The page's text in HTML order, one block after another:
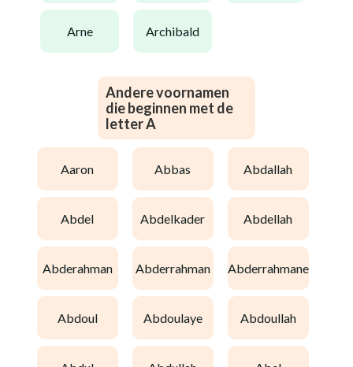
arne archibald
Andere voornamen
die beginnen met de
letter A
aaron abbas abdallah
abdel abdelkader abdellah
abderahman abderrahman abderrahmane
abdoul abdoulaye abdoullah